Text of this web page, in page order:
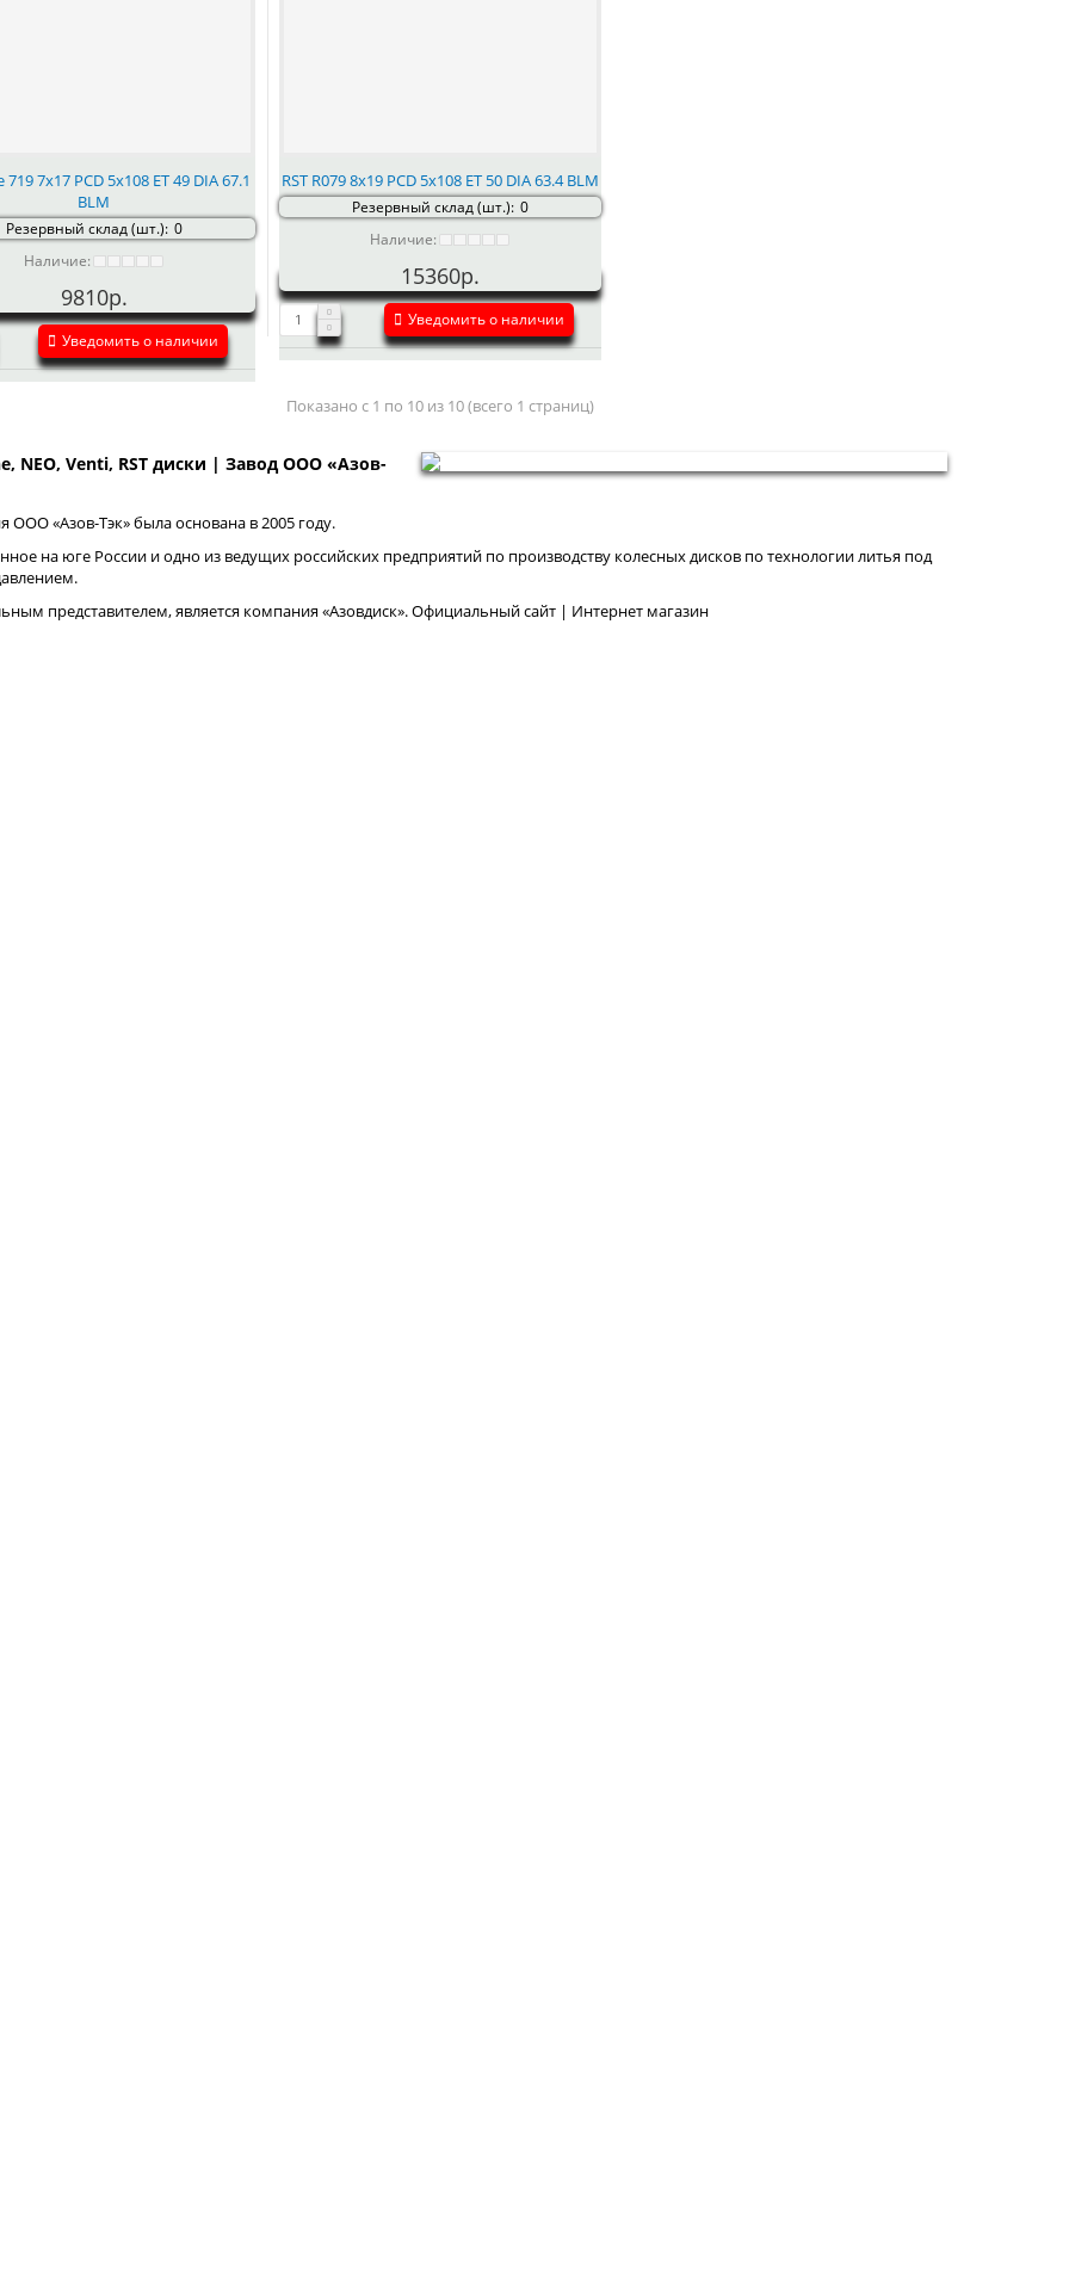
719 7x17 PCD 5x108 ET 49 DIA 67.1
BLM
Резервный склад (шт.): 0
Наличие:
9810р.
Уведомить о наличии
RST R079 8x19 PCD 5x108 ET 50 DIA 63.4 BLM
Резервный склад (шт.): 0
Наличие:
15360р.
Уведомить о наличии
Показано с 1 по 10 из 10 (всего 1 страниц)
NEO, Venti, RST диски | Завод ООО «Азов-
ООО «Азов-Тэк» была основана в 2005 году.
на юге России и одно из ведущих российских предприятий по производству колесных дисков по технологии литья под
представителем, является компания «Азовдиск». Официальный сайт | Интернет магазин